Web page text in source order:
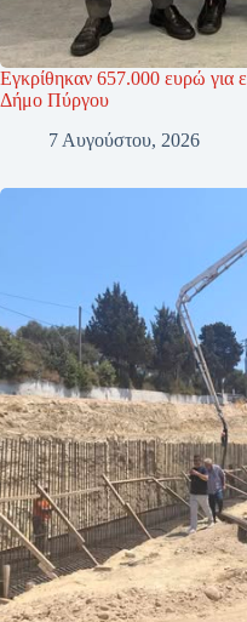
Εγκρίθηκαν 657.000 ευρώ για
Δήμο Πύργου
7 Αυγούστου, 2026